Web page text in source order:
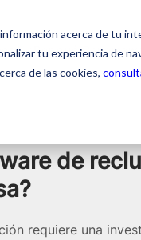
acerca de tu
tu experiencia de
de las cookies,
¿Por qué
de
requiere una